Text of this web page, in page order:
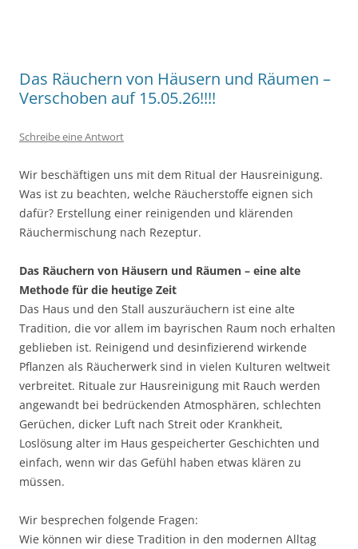
Das Räuchern von Häusern und Räumen –
Verschoben auf 15.05.26!!!!
Schreibe eine Antwort
Wir beschäftigen uns mit dem Ritual der Hausreinigung.
Was ist zu beachten, welche Räucherstoffe eignen sich
dafür? Erstellung einer reinigenden und klärenden
Räuchermischung nach Rezeptur.
Das Räuchern von Häusern und Räumen – eine alte
Methode für die heutige Zeit
Das Haus und den Stall auszuräuchern ist eine alte
Tradition, die vor allem im bayrischen Raum noch erhalten
geblieben ist. Reinigend und desinfizierend wirkende
Pflanzen als Räucherwerk sind in vielen Kulturen weltweit
verbreitet. Rituale zur Hausreinigung mit Rauch werden
angewandt bei bedrückenden Atmosphären, schlechten
Gerüchen, dicker Luft nach Streit oder Krankheit,
Loslösung alter im Haus gespeicherter Geschichten und
einfach, wenn wir das Gefühl haben etwas klären zu
müssen.
Wir besprechen folgende Fragen:
Wie können wir diese Tradition in den modernen Alltag